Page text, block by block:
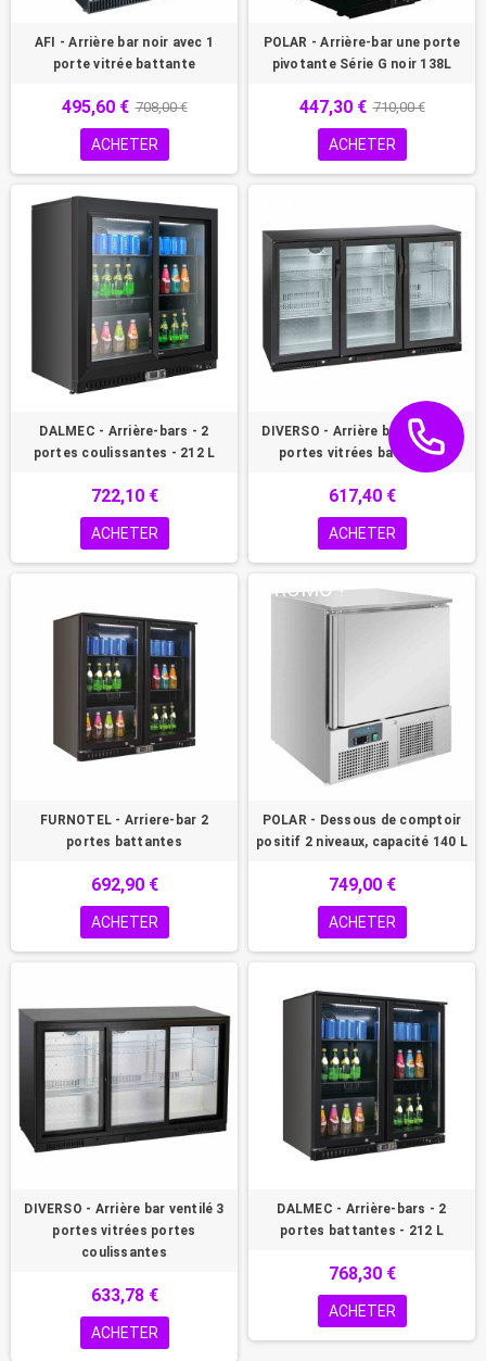
AFI - Arrière bar noir avec 1
porte vitrée battante
495,60 € 708,00 €
ACHETER
POLAR - Arrière-bar une porte
pivotante Série G noir 138L
447,30 € 710,00 €
ACHETER
DALMEC - Arrière-bars - 2
portes coulissantes - 212 L
722,10 €
ACHETER
DIVERSO - Arrière bar ventilé 3
portes vitrées battantes
617,40 €
ACHETER
FURNOTEL - Arriere-bar 2
portes battantes
692,90 €
ACHETER
PROMO !
POLAR - Dessous de comptoir
positif 2 niveaux, capacité 140 L
749,00 €
ACHETER
DIVERSO - Arrière bar ventilé 3
portes vitrées portes
coulissantes
633,78 €
ACHETER
DALMEC - Arrière-bars - 2
portes battantes - 212 L
768,30 €
ACHETER